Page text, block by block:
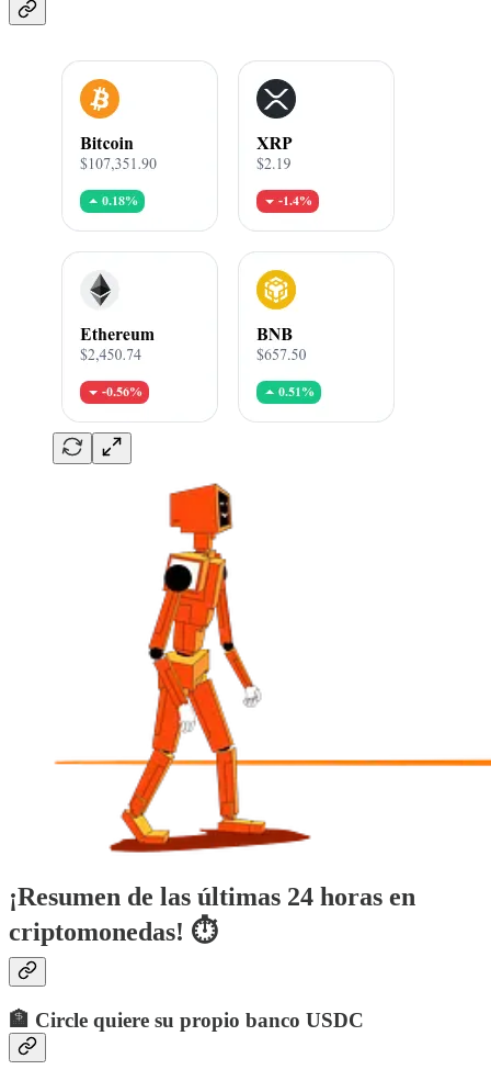
¡Resumen de las últimas 24 horas en
criptomonedas! ⏱
🏦 Circle quiere su propio banco USDC